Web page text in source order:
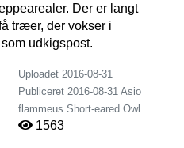
Der er langt
træer, der vokser i
udkigspost.
Uploadet 2016-08-31
Publiceret 2016-08-31 Asio
flammeus Short-eared Owl
1563